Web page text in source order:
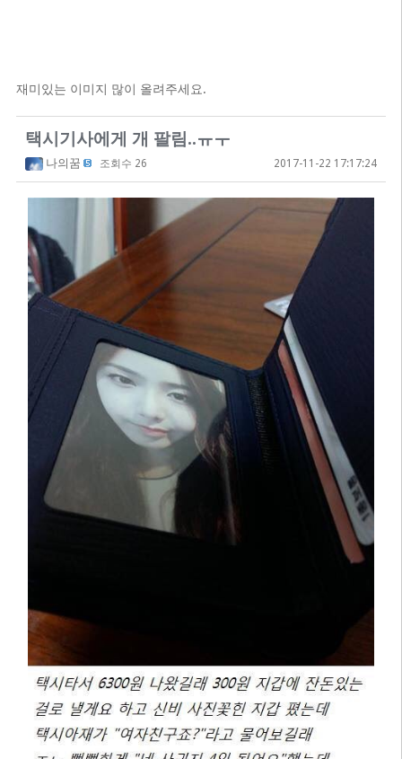
재미있는 이미지 많이 올려주세요.
택시기사에게 개 팔림..ㅠㅜ
나의꿈 조회수 26 2017-11-22 17:17:24